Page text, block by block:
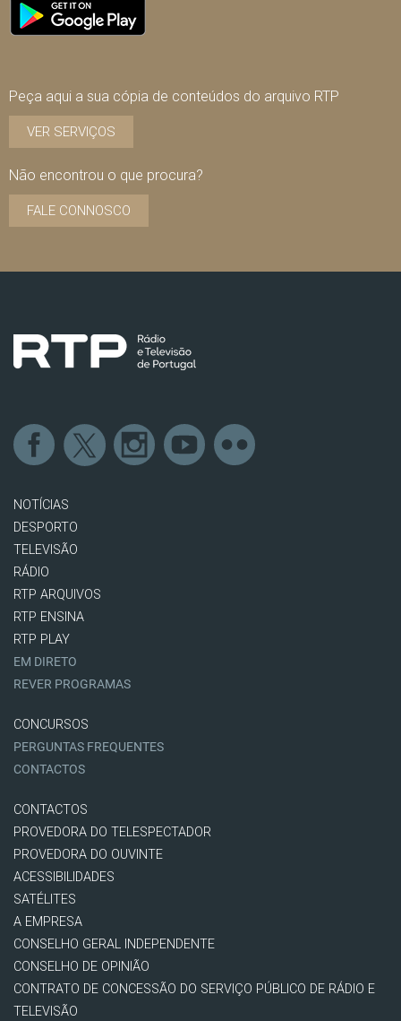
Peça aqui a sua cópia de conteúdos do arquivo RTP
VER SERVIÇOS
Não encontrou o que procura?
FALE CONNOSCO
NOTÍCIAS
DESPORTO
TELEVISÃO
RÁDIO
RTP ARQUIVOS
RTP ENSINA
RTP PLAY
EM DIRETO
REVER PROGRAMAS
CONCURSOS
PERGUNTAS FREQUENTES
CONTACTOS
CONTACTOS
PROVEDORA DO TELESPECTADOR
PROVEDORA DO OUVINTE
ACESSIBILIDADES
SATÉLITES
A EMPRESA
CONSELHO GERAL INDEPENDENTE
CONSELHO DE OPINIÃO
CONTRATO DE CONCESSÃO DO SERVIÇO PÚBLICO DE RÁDIO E
TELEVISÃO